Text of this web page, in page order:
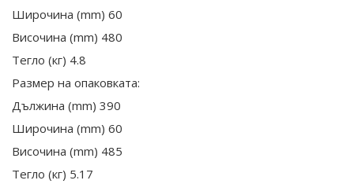
Широчина (mm) 60
Височина (mm) 480
Тегло (кг) 4.8
Размер на опаковката:
Дължина (mm) 390
Широчина (mm) 60
Височина (mm) 485
Тегло (кг) 5.17